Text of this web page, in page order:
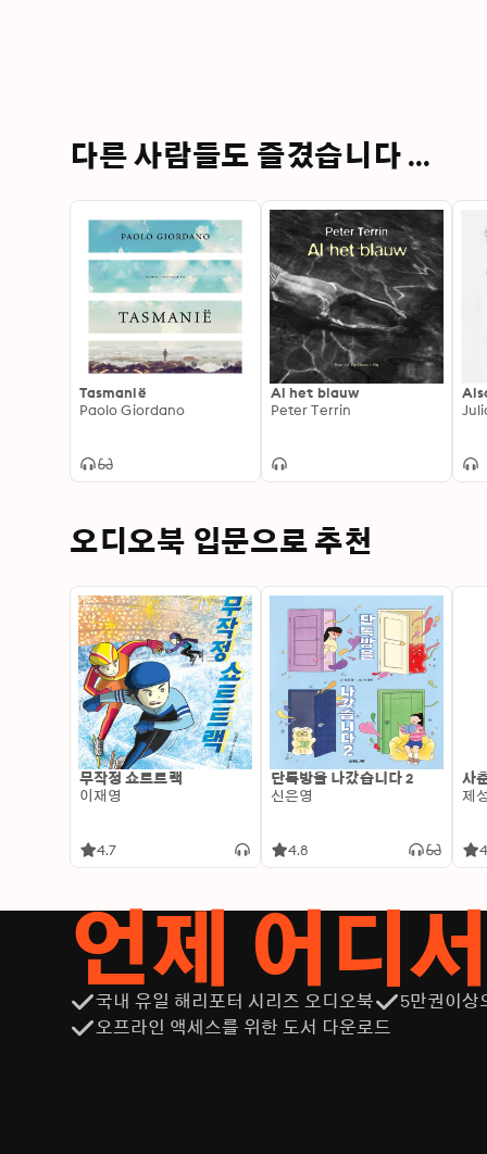
다른 사람들도 즐겼습니다 ...
Tasmanië
Paolo Giordano
Al het blauw
Peter Terrin
오디오북 입문으로 추천
무작정 쇼트트랙
이재영
4.7
단톡방을 나갔습니다 2
신은영
4.8
사
제
언제 어디
국내 유일 해리포터 시리즈 오디오북
5만권이상
오프라인 액세스를 위한 도서 다운로드